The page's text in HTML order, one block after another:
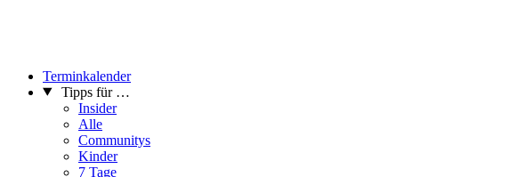
Terminkalender
Tipps für …
Insider
Alle
Communitys
Kinder
7 Tage